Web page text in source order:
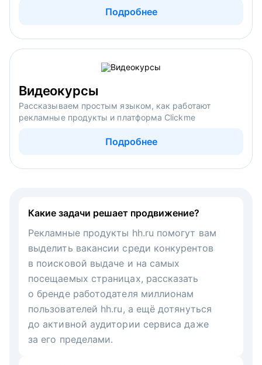
Подробнее
Видеокурсы
Рассказываем простым языком, как работают
рекламные продукты и платформа Clickme
Подробнее
Какие задачи решает продвижение?
Рекламные продукты hh.ru помогут вам
выделить вакансии среди конкурентов
в поисковой выдаче и на самых
посещаемых страницах, рассказать
о бренде работодателя миллионам
пользователей hh.ru, а ещё дотянуться
до активной аудитории сервиса даже
за его пределами.